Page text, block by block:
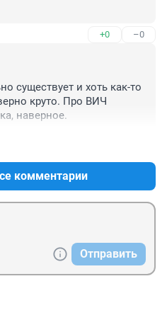
+0 –0
существует и хоть как-то
круто. Про ВИЧ
наверное.
комментарии
Отправить